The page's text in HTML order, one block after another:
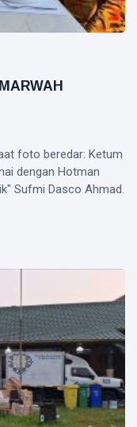
foto beredar: Ketum
dengan Hotman
Sufmi Dasco Ahmad.